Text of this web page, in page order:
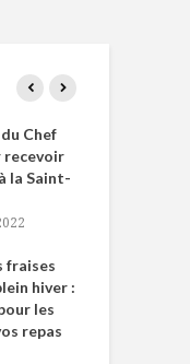
Chef
recevoir
la Saint-
fraises
hiver :
les
repas